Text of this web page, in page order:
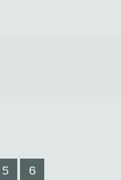
5 6